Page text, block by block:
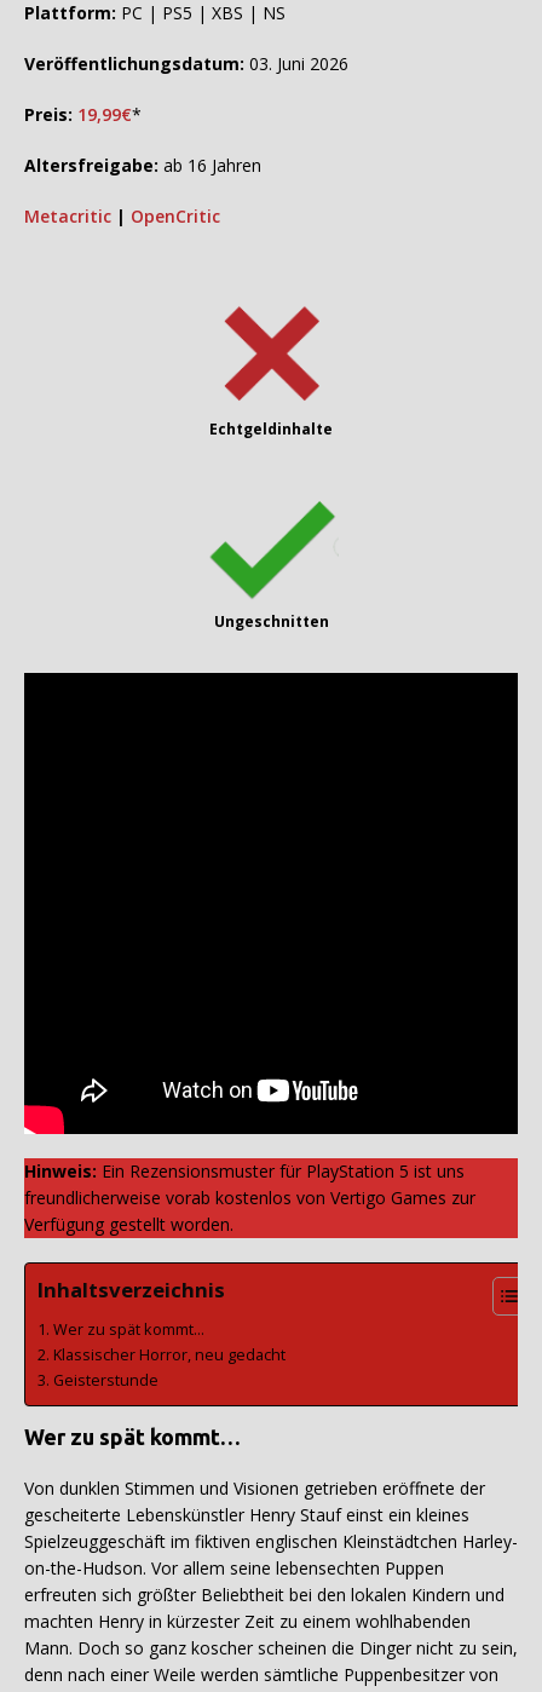
Plattform: PC | PS5 | XBS | NS
Veröffentlichungsdatum: 03. Juni 2026
Preis: 19,99€*
Altersfreigabe: ab 16 Jahren
Metacritic | OpenCritic
Echtgeldinhalte
Ungeschnitten
Hinweis: Ein Rezensionsmuster für PlayStation 5 ist uns
freundlicherweise vorab kostenlos von Vertigo Games zur
Verfügung gestellt worden.
Inhaltsverzeichnis
Wer zu spät kommt…
Klassischer Horror, neu gedacht
Geisterstunde
Wer zu spät kommt…
Von dunklen Stimmen und Visionen getrieben eröffnete der
gescheiterte Lebenskünstler Henry Stauf einst ein kleines
Spielzeuggeschäft im fiktiven englischen Kleinstädtchen Harley-
on-the-Hudson. Vor allem seine lebensechten Puppen
erfreuten sich größter Beliebtheit bei den lokalen Kindern und
machten Henry in kürzester Zeit zu einem wohlhabenden
Mann. Doch so ganz koscher scheinen die Dinger nicht zu sein,
denn nach einer Weile werden sämtliche Puppenbesitzer von